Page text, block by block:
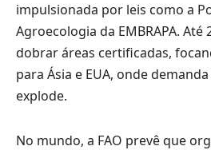
impulsionada por leis como a
Agroecologia da EMBRAPA. Até
dobrar áreas certificadas,
para Ásia e EUA, onde
explode.
No mundo, a FAO prevê que